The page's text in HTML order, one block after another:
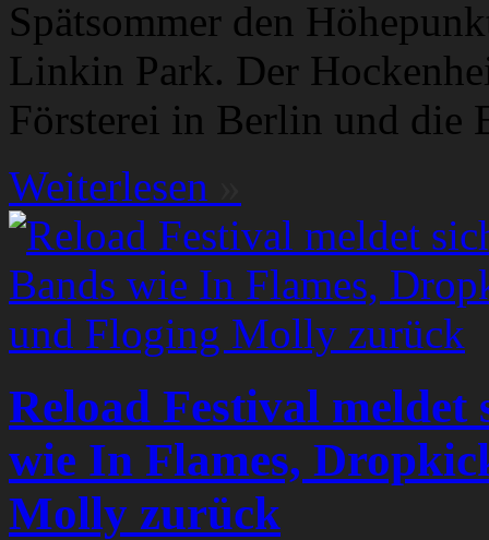
Spätsommer den
Linkin Park. Der
Försterei in Berlin und die
Weiterlesen
Reload Festival
wie In Flames,
Molly zurück